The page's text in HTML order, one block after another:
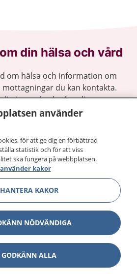
din hälsa och vård
om hälsa och information om
du kan kontakta.
journal och göra dina
1177 för
dygnet runt.
Visa
Visa
Visa
använder
för att ge dig en förbättrad
statistik och för att viss
ska fungera på webbplatsen.
kakor
HANTERA KAKOR
NÖDVÄNDIGA
GODKÄNN ALLA